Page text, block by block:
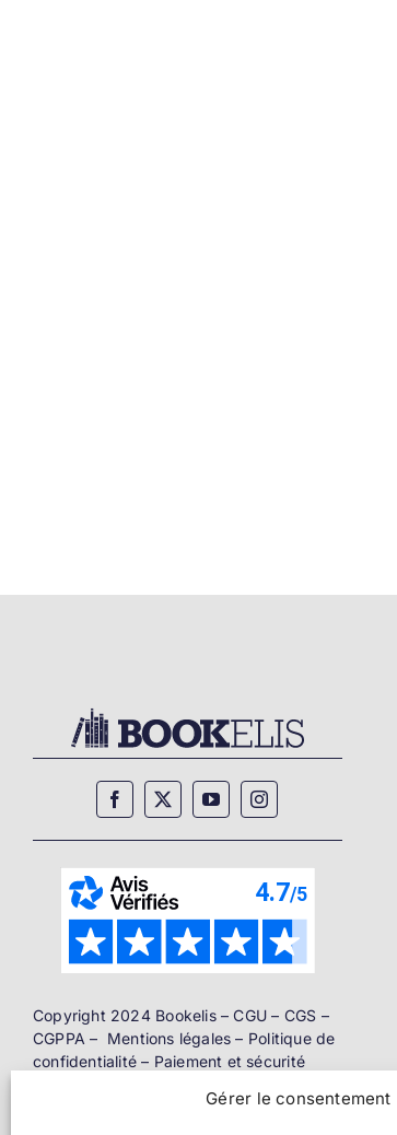
Gérer le consentement
Copyright 2024 Bookelis –CGU – CGS –
CGPPA – Mentions légales – Politique de
confidentialité – Paiement et sécurité